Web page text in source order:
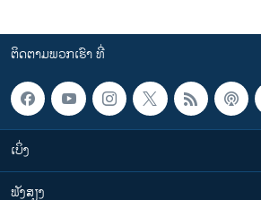
ຕິດຕາມພວກເຮົາ ທີ່
ເບິ່ງ
ຟັງສຽງ